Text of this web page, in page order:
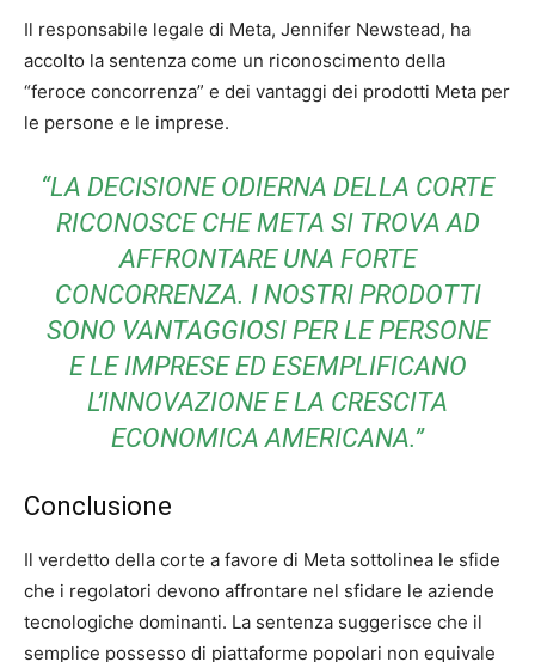
Il responsabile legale di Meta, Jennifer Newstead, ha
accolto la sentenza come un riconoscimento della
“feroce concorrenza” e dei vantaggi dei prodotti Meta per
le persone e le imprese.
“LA DECISIONE ODIERNA DELLA CORTE
RICONOSCE CHE META SI TROVA AD
AFFRONTARE UNA FORTE
CONCORRENZA. I NOSTRI PRODOTTI
SONO VANTAGGIOSI PER LE PERSONE
E LE IMPRESE ED ESEMPLIFICANO
L’INNOVAZIONE E LA CRESCITA
ECONOMICA AMERICANA.”
Conclusione
Il verdetto della corte a favore di Meta sottolinea le sfide
che i regolatori devono affrontare nel sfidare le aziende
tecnologiche dominanti. La sentenza suggerisce che il
semplice possesso di piattaforme popolari non equivale